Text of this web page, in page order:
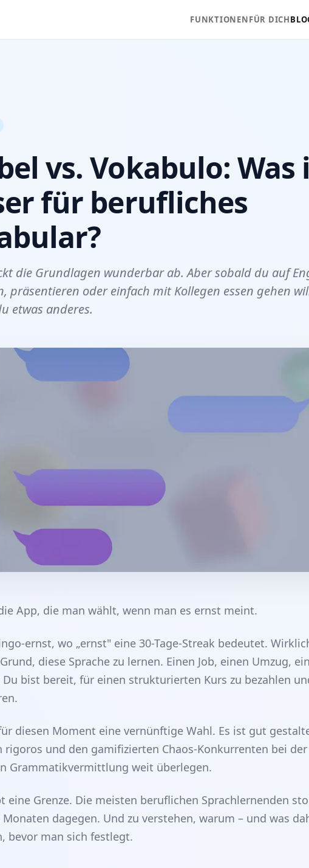
FUNKTIONENFÜR DICH
vs. Vokabulo: Was
für berufliches
die Grundlagen wunderbar ab. Aber sobald du auf
präsentieren oder einfach mit Kollegen essen gehen
etwas anderes.
App, die man wählt, wenn man es ernst meint.
ernst, wo „ernst" eine 30-Tage-Streak bedeutet.
diese Sprache zu lernen. Einen Job, einen Umzug,
Du bist bereit, für einen strukturierten Kurs zu bezahlen
diesen Moment eine vernünftige Wahl. Es ist gut
rigoros und den gamifizierten Chaos-Konkurrenten bei der
Grammatikvermittlung weit überlegen.
eine Grenze. Die meisten beruflichen Sprachlernenden
Monaten dagegen. Und zu verstehen, warum – und was
bevor man sich festlegt.